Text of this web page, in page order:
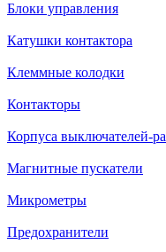
Блоки управления
Катушки контактора
Клеммные колодки
Контакторы
Корпуса выключателей-
Магнитные пускатели
Микрометры
Предохранители